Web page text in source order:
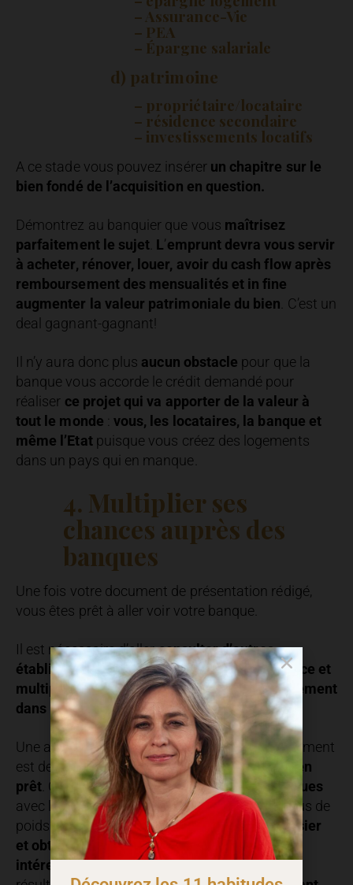
– Assurance-Vie
– PEA
– Épargne salariale
d) patrimoine
– propriétaire/locataire
– résidence secondaire
– investissements locatifs
A ce stade vous pouvez insérer un chapitre sur le
bien fondé de l’acquisition en question.
Démontrez au banquier que vous maîtrisez
parfaitement le sujet L’emprunt devra vous servir
à acheter, rénover, louer, avoir du cash flow après
remboursement des mensualités et in fine
augmenter la valeur patrimoniale du bien . C’est un
deal gagnant-gagnant!
Il n’y aura donc plus aucun obstacle pour que la
banque vous accorde le crédit demandé pour
réaliser ce projet qui va apporter de la valeur à
tout le monde : vous, les locataires, la banque et
même l’Etatpuisque vous créez des logements
dans un pays qui en manque.
4. Multiplier ses
chances auprès des
banques
Une fois votre document de présentation rédigé,
vous êtes prêt à aller voir votre banque.
Il est nécessaire d’allerconsulter d’autres
établissementspourfaire jouer la concurrence et
multiplier les chances d’obtenir votre financement
dans les temps.
Une autre possibilité que j’apprécie particulièrement
est de
faire appel auxservices d’un courtier en
prêt . C’est unpartenaire solide pour les banques
avec lesquelles il travaille et il aura toujours plus de
poids que vous pour faire accepter votre dossier
et obtenir le taux et les conditions les plus
intéressantes.La plupart étant rémunérés au